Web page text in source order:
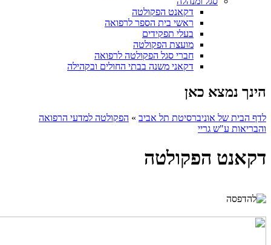
דקאנט הפקולטה
ראשי בית הספר לרפואה
בעלי תפקידים
מועצת הפקולטה
חברי סגל הפקולטה לרפואה
דקאני משנה בבתי החולים ובקהילה
הינך נמצא כאן
לדף הבית של אוניברסיטת תל אביב » הפקולטה למדעי הרפואה
והבריאות ע"ש גריי
דקאנט הפקולטה